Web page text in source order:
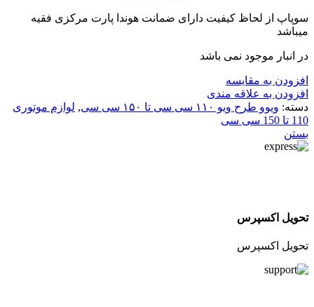
سوپاپ از لحاظ کیفیت دارای ضمانت هوندا پارت مرکزی فقیه
میباشد
در انبار موجود نمی باشد
افزودن به مقایسه
افزودن به علاقه مندی
دسته: ویوو طرح ویو ۱۱۰ سی سی تا ۱۵۰ سی سی , لوازم موتوری
110 تا 150 سی سی
بستن
تحویل اکسپرس
تحویل اکسپرس